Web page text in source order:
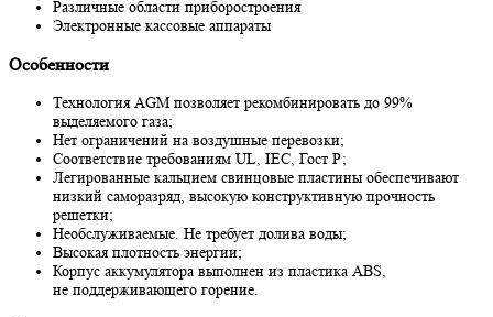
Различные области приборостроения
Электронные кассовые аппараты
Особенности
Технология AGM позволяет рекомбинировать до 99%
выделяемого газа;
Нет ограничений на воздушные перевозки;
Соответствие требованиям UL, IEC, Гост Р;
Легированные кальцием свинцовые пластины обеспечивают
низкий саморазряд, высокую конструктивную прочность
решетки;
Необслуживаемые. Не требует долива воды;
Высокая плотность энергии;
Корпус аккумулятора выполнен из пластика ABS,
не поддерживающего горение.